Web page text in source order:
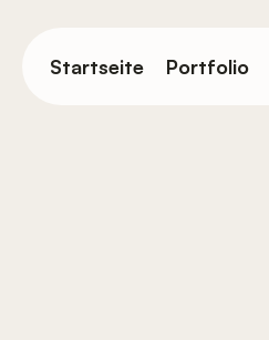
zumStartseite Portfolio